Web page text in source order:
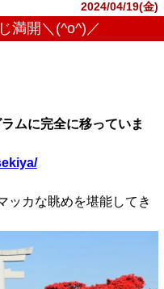
2024/04/19(金)
満開＼(^o^)／
ムに完全に移っていま
ッカな眺めを堪能してき